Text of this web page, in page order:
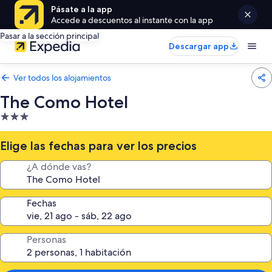
Pásate a la app
Accede a descuentos al instante con la app
Pasar a la sección principal
Descargar app
Ver todos los alojamientos
The Como Hotel
Alojamiento
de
3.0 estrellas
Elige las fechas para ver los precios
¿A dónde vas?
Fechas
Personas